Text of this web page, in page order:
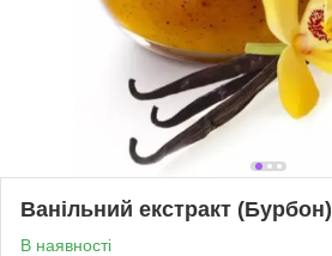
Ванільний екстракт
В наявності